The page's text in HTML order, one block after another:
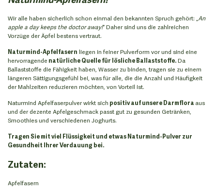
Wir alle haben sicherlich schon einmal den bekannten Spruch gehört: „ An
apple a day keeps the doctor away!“ Daher sind uns die zahlreichen
Vorzüge der Äpfel bestens vertraut.
Naturmind-Apfelfasern liegen in feiner Pulverform vor und sind eine
hervorragende natürliche Quelle für lösliche Ballaststoffe.Da
Ballaststoffe die Fähigkeit haben, Wasser zu binden, tragen sie zu einem
längeren Sättigungsgefühl bei, was für alle, die die Anzahl und Häufigkeit
der Mahlzeiten reduzieren möchten, von Vorteil ist.
Naturmind Apfelfaserpulver wirkt sich positiv auf unsere Darmfloraaus
und der dezente Apfelgeschmack passt gut zu gesunden Getränken,
Smoothies und verschiedenen Joghurts.
Tragen Sie mit viel Flüssigkeit und etwas Naturmind-Pulver zur
Gesundheit Ihrer Verdauung bei.
Zutaten:
Apfelfasern